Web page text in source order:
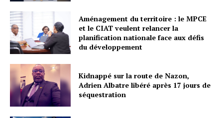
Aménagement du territoire : le MPCE
et le CIAT veulent relancer la
planification nationale face aux défis
du développement
Kidnappé sur la route de Nazon,
Adrien Albatre libéré après 17 jours de
séquestration